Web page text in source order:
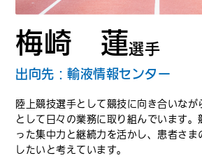
梅崎 蓮選手
出向先：輸液情報センター
陸上競技選手として競技に向き合いなが
として日々の業務に取り組んでいます
った集中力と継続力を活かし、患者さ
したいと考えています。